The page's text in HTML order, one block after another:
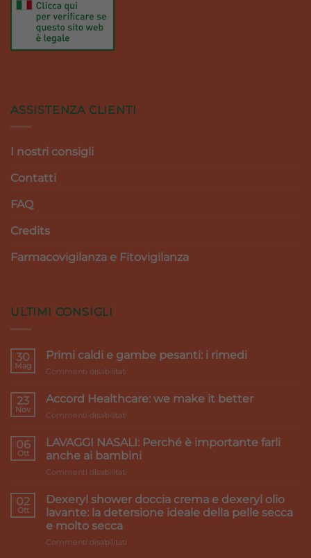
ASSISTENZA CLIENTI
I nostri consigli
Contatti
FAQ
Credits
Farmacovigilanza e Fitovigilanza
ULTIMI CONSIGLI
30
Mag
Primi caldi e gambe pesanti: i rimedi
Commenti disabilitati
e
i
rimedi
23
Nov
Accord Healthcare: we make it better
Commenti disabilitati
Healthcare:
we
make
06
Ott
LAVAGGI NASALI: Perché è importante farli
anche ai bambini
Commenti disabilitati
NASALI:
Perché
è
02
Ott
Dexeryl shower doccia crema e dexeryl olio
lavante: la detersione ideale della pelle secca
e molto secca
Commenti disabilitati